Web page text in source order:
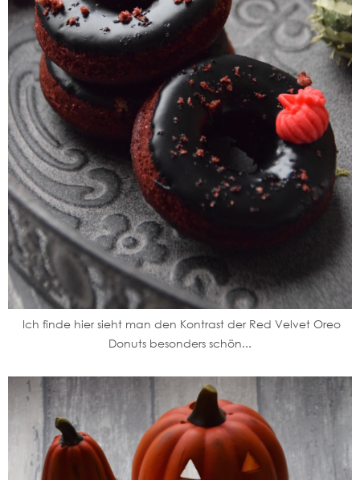
Ich finde hier sieht man den Kontrast der Red Velvet Oreo
Donuts besonders schön...